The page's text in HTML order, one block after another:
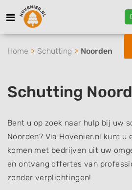
Home Schutting Noorden
Schutting
Bent u op zoek naar hulp bij uw
Noorden? Via Hovenier.nl kunt
komen met bedrijven uit uw
en ontvang offertes van
zonder verplichtingen!